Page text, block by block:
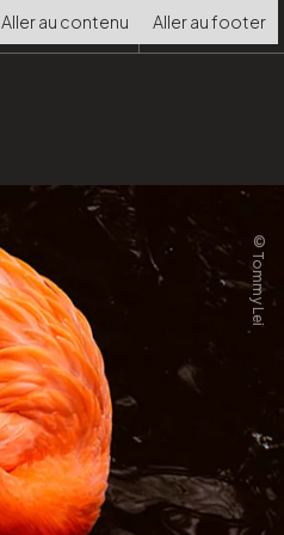
Aller au contenu Aller au footer
Choisir
la
©Tommy Lei